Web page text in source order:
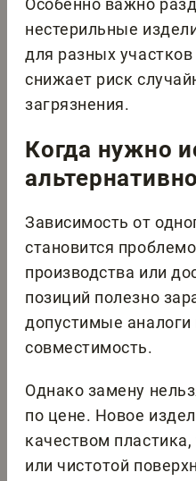
Особенно важно
нестерильные
для разных
снижает риск
загрязнения.
Когда нужно
Зависимость от
становится
производства или
позиций полезно
допустимые аналоги
совместимость.
Однако замену
по цене. Новое
качеством
или чистотой